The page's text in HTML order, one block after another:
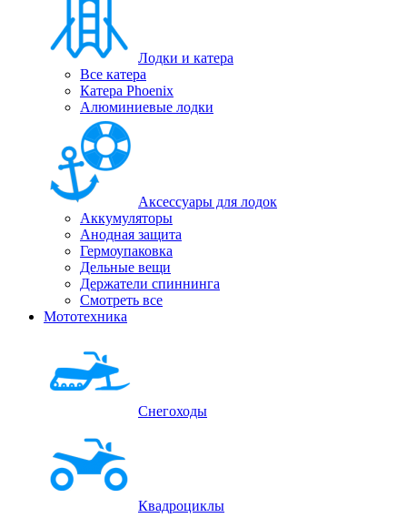
Лодки и катера
Все катера
Катера Phoenix
Алюминиевые лодки
Аксессуары для лодок
Аккумуляторы
Анодная защита
Гермоупаковка
Дельные вещи
Держатели спиннинга
Смотреть все
Мототехника
Снегоходы
Квадроциклы